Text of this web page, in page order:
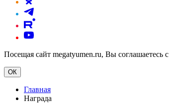
Посещая сайт megatyumen.ru, Вы соглашаетесь с
ОК
Главная
Награда